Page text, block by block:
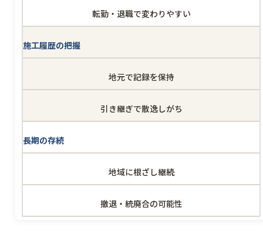
転勤・退職で変わりやすい
施工履歴の把握
地元で記録を保持
引き継ぎで散逸しがち
長期の存続
地域に根ざし継続
撤退・統廃合の可能性